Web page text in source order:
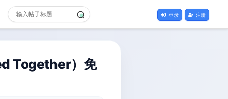
登录 注册
Together）免